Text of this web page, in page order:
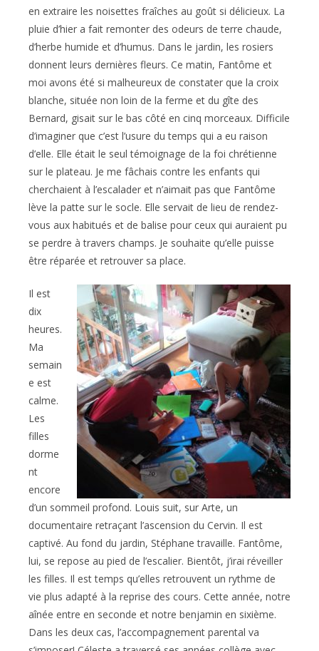
en extraire les noisettes fraîches au goût si délicieux. La
pluie d’hier a fait remonter des odeurs de terre chaude,
d’herbe humide et d’humus. Dans le jardin, les rosiers
donnent leurs dernières fleurs. Ce matin, Fantôme et
moi avons été si malheureux de constater que la croix
blanche, située non loin de la ferme et du gîte des
Bernard, gisait sur le bas côté en cinq morceaux. Difficile
d’imaginer que c’est l’usure du temps qui a eu raison
d’elle. Elle était le seul témoignage de la foi chrétienne
sur le plateau. Je me fâchais contre les enfants qui
cherchaient à l’escalader et n’aimait pas que Fantôme
lève la patte sur le socle. Elle servait de lieu de rendez-
vous aux habitués et de balise pour ceux qui auraient pu
se perdre à travers champs. Je souhaite qu’elle puisse
être réparée et retrouver sa place.
Il est
dix
heures.
Ma
semain
e est
calme.
Les
filles
dorme
nt
encore
d’un sommeil profond. Louis suit, sur Arte, un
documentaire retraçant l’ascension du Cervin. Il est
captivé. Au fond du jardin, Stéphane travaille. Fantôme,
lui, se repose au pied de l’escalier. Bientôt, j’irai réveiller
les filles. Il est temps qu’elles retrouvent un rythme de
vie plus adapté à la reprise des cours. Cette année, notre
aînée entre en seconde et notre benjamin en sixième.
Dans les deux cas, l’accompagnement parental va